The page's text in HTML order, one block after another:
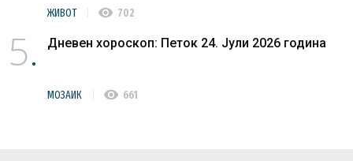
ЖИВОТ visibility 702
5 Дневен хороскоп: Петок 24. Јули 2026 година
МОЗАИК visibility 661